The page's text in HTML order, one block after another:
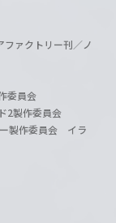
ァクトリー刊／ノ
委員会
2製作委員会
製作委員会 イラ